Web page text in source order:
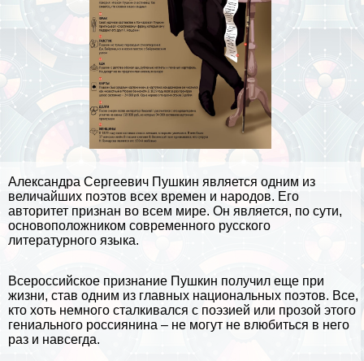
Александра Сергеевич Пушкин является одним из
величайших поэтов всех времен и народов. Его
авторитет признан во всем мире. Он является, по сути,
основоположником современного русского
литературного языка.
Всероссийское признание Пушкин получил еще при
жизни, став одним из главных национальных поэтов. Все,
кто хоть немного сталкивался с поэзией или прозой этого
гениального россиянина – не могут не влюбиться в него
раз и навсегда.